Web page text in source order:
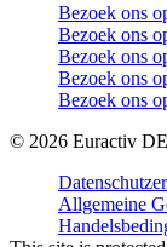
Bezoek ons
Bezoek ons
Bezoek ons
Bezoek ons
Bezoek ons
© 2026 Euractiv
Allgemeine